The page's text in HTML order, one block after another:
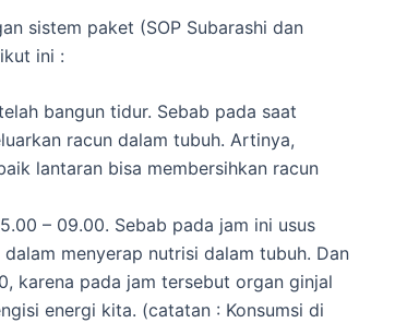
sistem paket (SOP Subarashi dan
ini :
bangun tidur. Sebab pada saat
racun dalam tubuh. Artinya,
lantaran bisa membersihkan racun
– 09.00. Sebab pada jam ini usus
menyerap nutrisi dalam tubuh. Dan
karena pada jam tersebut organ ginjal
energi kita. (catatan : Konsumsi di